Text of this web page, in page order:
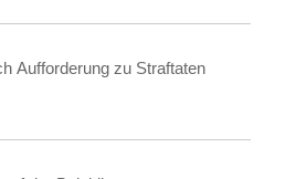
Aufforderung zu Straftaten